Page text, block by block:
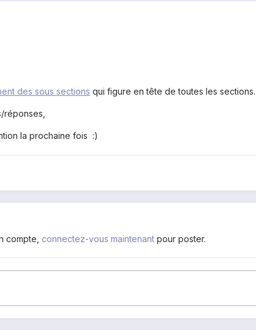
des sous sections qui figure en tête de toutes les sections.
la prochaine fois :)
compte, connectez-vous maintenant pour poster.